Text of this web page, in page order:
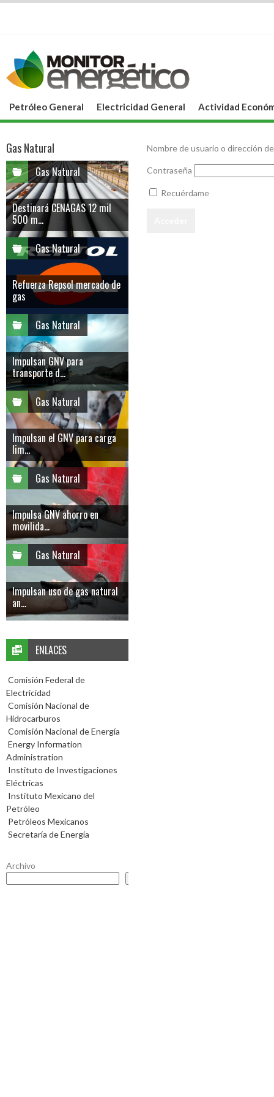
Petróleo General Electricidad General Actividad
Nombre de usuario o dirección
Contraseña
Recuérdame
Gas Natural
Gas Natural
Destinará CENAGAS 12 mil
500 m...
Gas Natural
Refuerza Repsol mercado de
gas
Gas Natural
Impulsan GNV para
transporte d...
Gas Natural
Impulsan el GNV para carga
lim...
Gas Natural
Impulsa GNV ahorro en
movilida...
Gas Natural
Impulsan uso de gas natural
an...
ENLACES
Comisión Federal de
Electricidad
Comisión Nacional de
Hidrocarburos
Comisión Nacional de Energía
Energy Information
Administration
Instituto de Investigaciones
Eléctricas
Instituto Mexicano del
Petróleo
Petróleos Mexicanos
Secretaría de Energía
Archivo